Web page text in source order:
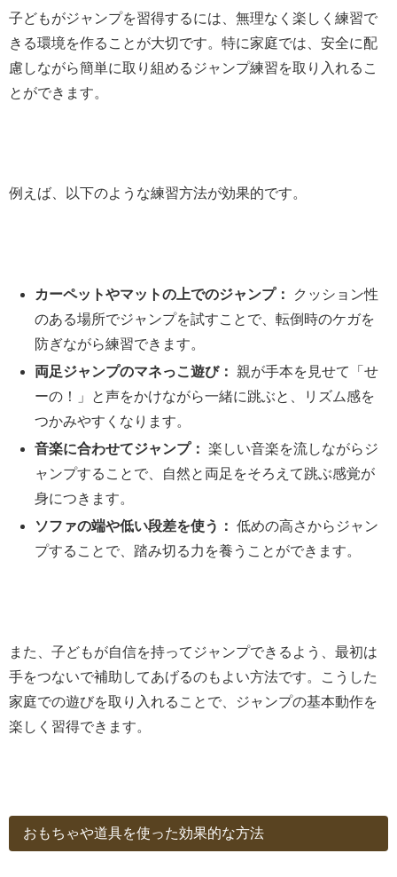
子どもがジャンプを習得するには、無理なく楽しく練習で
きる環境を作ることが大切です。特に家庭では、安全に配
慮しながら簡単に取り組めるジャンプ練習を取り入れるこ
とができます。
例えば、以下のような練習方法が効果的です。
カーペットやマットの上でのジャンプ：
クッション性
のある場所でジャンプを試すことで、転倒時のケガを
防ぎながら練習できます。
両足ジャンプのマネっこ遊び：
親が手本を見せて「せ
ーの！」と声をかけながら一緒に跳ぶと、リズム感を
つかみやすくなります。
音楽に合わせてジャンプ： 楽しい音楽を流しながらジ
ャンプすることで、自然と両足をそろえて跳ぶ感覚が
身につきます。
ソファの端や低い段差を使う： 低めの高さからジャン
プすることで、踏み切る力を養うことができます。
また、子どもが自信を持ってジャンプできるよう、最初は
手をつないで補助してあげるのもよい方法です。こうした
家庭での遊びを取り入れることで、ジャンプの基本動作を
楽しく習得できます。
おもちゃや道具を使った効果的な方法